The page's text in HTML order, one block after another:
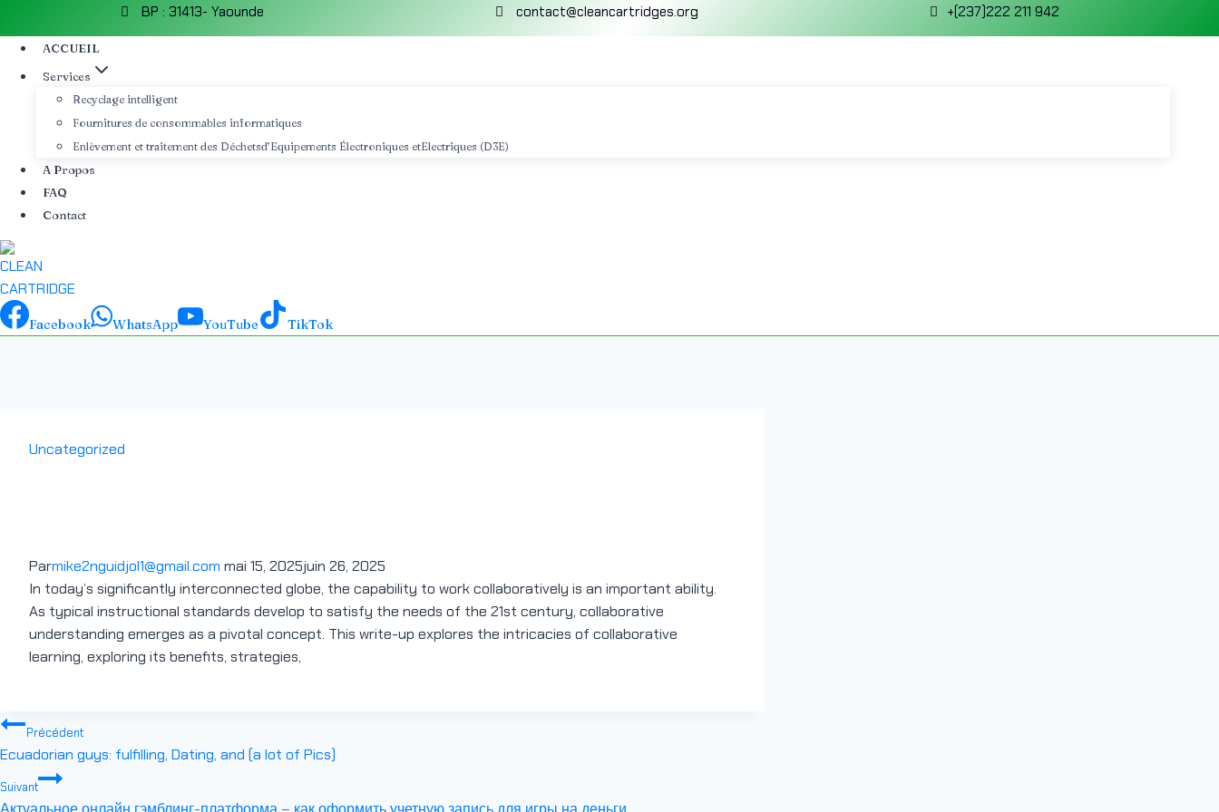
BP : 31413- Yaounde contact@cleancartridges.org +(237)222 211 942
ACCUEIL
Services
Recyclage intelligent
Fournitures de consommables informatiques
Enlèvement et traitement des Déchetsd’Equipements Électroniques etElectriques (D3E)
A Propos
FAQ
Contact
Facebook WhatsApp YouTube TikTok
Uncategorized
Parmike2nguidjol1@gmail.com mai 15, 2025juin 26, 2025
In today’s significantly interconnected globe, the capability to work collaboratively is an important ability.
As typical instructional standards develop to satisfy the needs of the 21st century, collaborative
understanding emerges as a pivotal concept. This write-up explores the intricacies of collaborative
learning, exploring its benefits, strategies,
Précédent
Ecuadorian guys: fulfilling, Dating, and (a lot of Pics)
Suivant